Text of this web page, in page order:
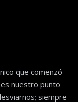
que comenzó
nuestro punto
siempre